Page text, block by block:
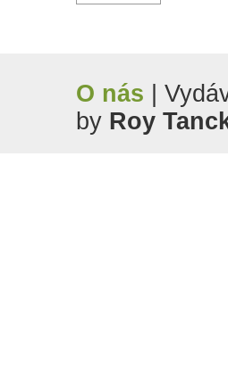
O nás |
by Roy